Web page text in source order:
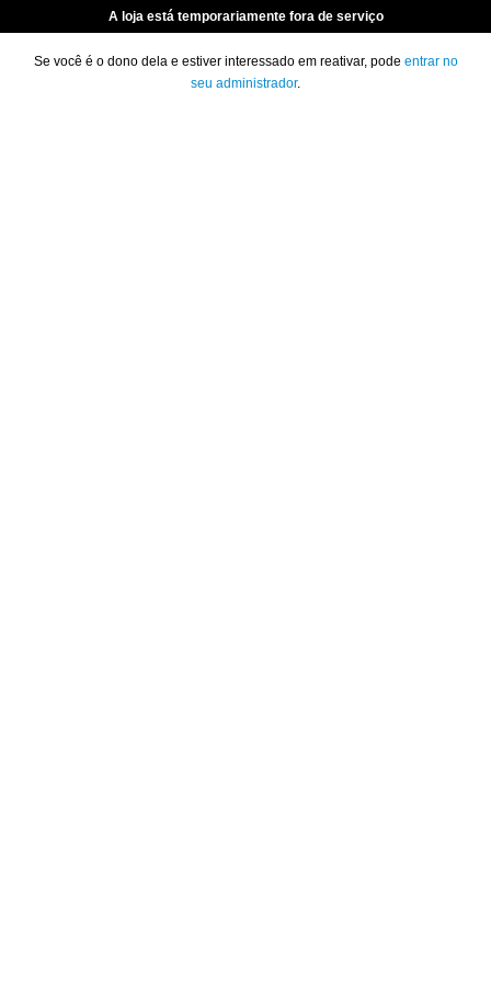
A loja está temporariamente fora de serviço
Se você é o dono dela e estiver interessado em reativar, pode entrar no
seu administrador.